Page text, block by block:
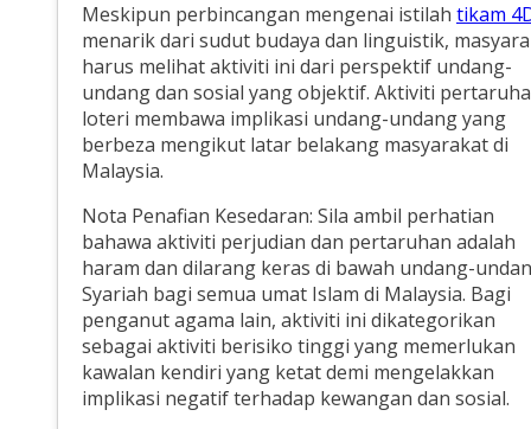
Meskipun perbincangan mengenai istilah tikam
menarik dari sudut budaya dan linguistik,
harus melihat aktiviti ini dari perspektif undang-
undang dan sosial yang objektif. Aktiviti
loteri membawa implikasi undang-undang yang
berbeza mengikut latar belakang masyarakat di
Malaysia.
Nota Penafian Kesedaran: Sila ambil perhatian
bahawa aktiviti perjudian dan pertaruhan adalah
haram dan dilarang keras di bawah undang-
Syariah bagi semua umat Islam di Malaysia. Bagi
penganut agama lain, aktiviti ini dikategorikan
sebagai aktiviti berisiko tinggi yang memerlukan
kawalan kendiri yang ketat demi mengelakkan
implikasi negatif terhadap kewangan dan sosial.